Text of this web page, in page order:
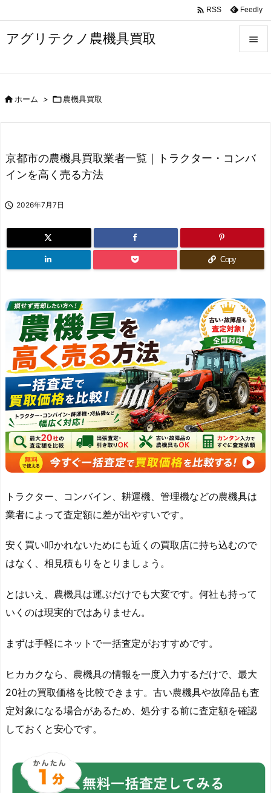
アグリテクノ農機具買取 


 RSS Feedly
ホーム > 農機具買取
京都市の農機具買取業者一覧｜トラクター・コンバ
インを高く売る方法
 2026年7月7日
Copy
トラクター、コンバイン、耕運機、管理機などの農機具は
業者によって査定額に差が出やすいです。
安く買い叩かれないためにも近くの買取店に持ち込むので
はなく、相見積もりをとりましょう。
とはいえ、農機具は運ぶだけでも大変です。何社も持って
いくのは現実的ではありません。
まずは手軽にネットで一括査定がおすすめです。
ヒカカクなら、農機具の情報を一度入力するだけで、最大
20社の買取価格を比較できます。古い農機具や故障品も査
定対象になる場合があるため、処分する前に査定額を確認
しておくと安心です。